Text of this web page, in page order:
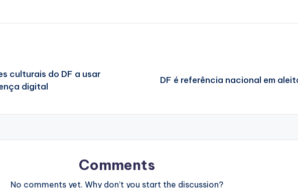
culturais do DF a usar
digital
DF é referência nacional em
Comments
No comments yet. Why don’t you start the discussion?